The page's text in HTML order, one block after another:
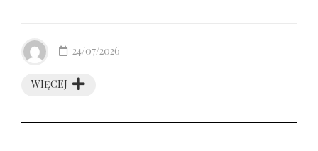
WIĘCEJ
24/07/2026